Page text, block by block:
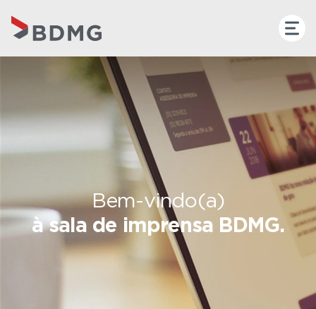
Bem-vindo(a)
à sala de imprensa BDMG.